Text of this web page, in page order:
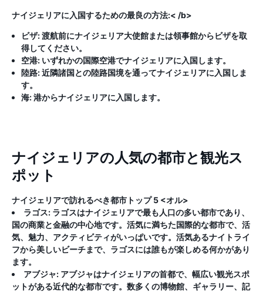
ナイジェリアに入国するための最良の方法:< /b>
ビザ: 渡航前にナイジェリア大使館または領事館からビザを取
得してください。
空港: いずれかの国際空港でナイジェリアに入国します。
陸路: 近隣諸国との陸路国境を通ってナイジェリアに入国しま
す。
海: 港からナイジェリアに入国します。
ナイジェリアの人気の都市と観光ス
ポット
ナイジェリアで訪れるべき都市トップ 5 <オル>
ラゴス: ラゴスはナイジェリアで最も人口の多い都市であり、
国の商業と金融の中心地です。活気に満ちた国際的な都市で、活
気、魅力、アクティビティがいっぱいです。活気あるナイトライ
フから美しいビーチまで、ラゴスには誰もが楽しめる何かがあり
ます。
アブジャ: アブジャはナイジェリアの首都で、幅広い観光スポ
ットがある近代的な都市です。数多くの博物館、ギャラリー、記